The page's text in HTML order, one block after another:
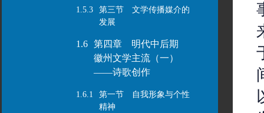
1.5.3
第三节 文学传播媒介的
发展
1.6
第四章 明代中后期
徽州文学主流（一）
——诗歌创作
1.6.1
第一节 自我形象与个性
精神